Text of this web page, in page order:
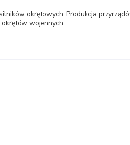
okrętowych, Produkcja
wojennych